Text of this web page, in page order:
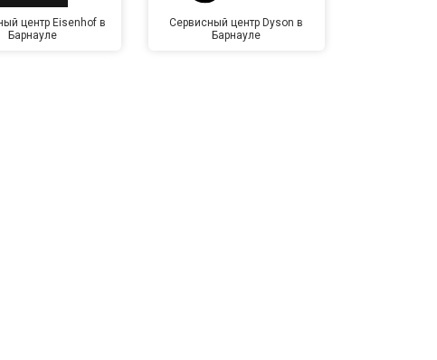
центр Eisenhof в
Барнауле
Сервисный центр Dyson в
Барнауле